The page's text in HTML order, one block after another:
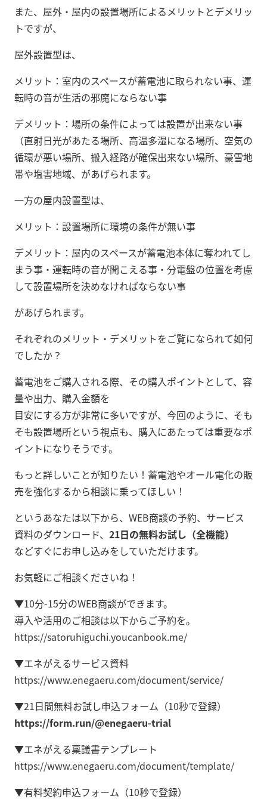
また、屋外・屋内の設置場所によるメリットとデメリッ
トですが、
屋外設置型は、
メリット：室内のスペースが蓄電池に取られない事、運
転時の音が生活の邪魔にならない事
デメリット：場所の条件によっては設置が出来ない事
（直射日光があたる場所、高温多湿になる場所、空気の
循環が悪い場所、搬入経路が確保出来ない場所、豪雪地
帯や塩害地域、があげられます。
一方の屋内設置型は、
メリット：設置場所に環境の条件が無い事
デメリット：屋内のスペースが蓄電池本体に奪われてし
まう事・運転時の音が聞こえる事・分電盤の位置を考慮
して設置場所を決めなければならない事
があげられます。
それぞれのメリット・デメリットをご覧になられて如何
でしたか？
蓄電池をご購入される際、その購入ポイントとして、容
量や出力、購入金額を
目安にする方が非常に多いですが、今回のように、そも
そも設置場所という視点も、購入にあたっては重要なポ
イントになりそうです。
もっと詳しいことが知りたい！蓄電池やオール電化の販
売を強化するから相談に乗ってほしい！
というあなたは以下から、WEB商談の予約、サービス
資料のダウンロード、 21日の無料お試し（全機能）
などすぐにお申し込みをしていただけます。
お気軽にご相談くださいね！
▼10分-15分のWEB商談ができます。
導入や活用のご相談は以下からご予約を。
https://satoruhiguchi.youcanbook.me/
▼エネがえるサービス資料
https://www.enegaeru.com/document/service/
▼21日間無料お試し申込フォーム（10秒で登録）
https://form.run/@enegaeru-trial
▼エネがえる稟議書テンプレート
https://www.enegaeru.com/document/template/
▼有料契約申込フォーム（10秒で登録）